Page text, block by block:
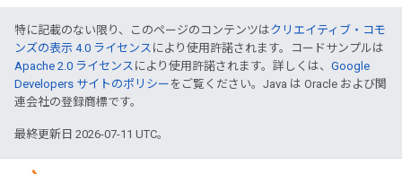
特に記載のない限り、このページのコンテンツはクリエイティブ・コモ
ンズの表示 4.0 ライセンス により使用許諾されます。コードサンプルは
Apache 2.0 ライセンス により使用許諾されます。詳しくは、 Google
Developers サイトのポリシー をご覧ください。Java は Oracle および関
連会社の登録商標です。
最終更新日 2026-07-11 UTC。